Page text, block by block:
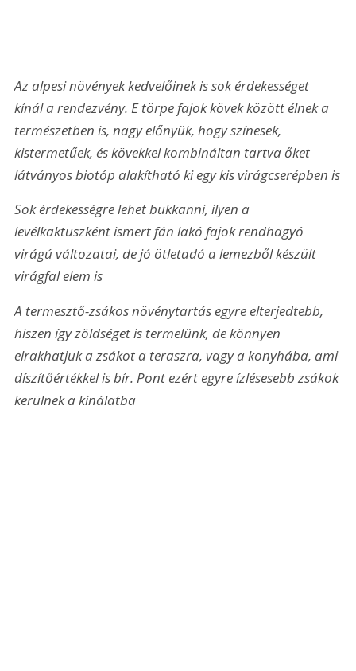
Az alpesi növények kedvelőinek is sok érdekességet
kínál a rendezvény. E törpe fajok kövek között élnek a
természetben is, nagy előnyük, hogy színesek,
kistermetűek, és kövekkel kombináltan tartva őket
látványos biotóp alakítható ki egy kis virágcserépben is
Sok érdekességre lehet bukkanni, ilyen a
levélkaktuszként ismert fán lakó fajok rendhagyó
virágú változatai, de jó ötletadó a lemezből készült
virágfal elem is
A termesztő-zsákos növénytartás egyre elterjedtebb,
hiszen így zöldséget is termelünk, de könnyen
elrakhatjuk a zsákot a teraszra, vagy a konyhába, ami
díszítőértékkel is bír. Pont ezért egyre ízlésesebb zsákok
kerülnek a kínálatba